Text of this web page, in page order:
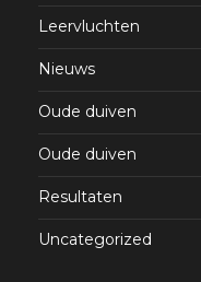
Leervluchten
Nieuws
Oude duiven
Oude duiven
Resultaten
Uncategorized